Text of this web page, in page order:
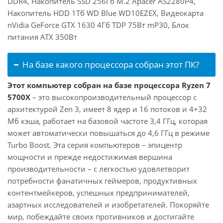
Накопитель HDD 1Тб WD Blue WD10EZEX, Видеокарта
nVidia GeForce GTX 1630 4Гб TDP 75Вт mP30, Блок
питания ATX 350Вт
На базе какого процессора собран этот ПК?
Этот компьютер собран на базе процессора Ryzen 7
5700X – это высокопроизводительный процессор с
архитектурой Zen 3, имеет 8 ядер и 16 потоков и 4+32
Мб кэша, работает на базовой частоте 3,4 ГГц, которая
может автоматически повышаться до 4,6 ГГц в режиме
Turbo Boost. Эта серия компьютеров – эпицентр
мощности и прежде недостижимая вершина
производительности – с легкостью удовлетворит
потребности фанатичных геймеров, продуктивных
контентмейкеров, успешных предпринимателей,
азартных исследователей и изобретателей. Покоряйте
мир, побеждайте своих противников и достигайте